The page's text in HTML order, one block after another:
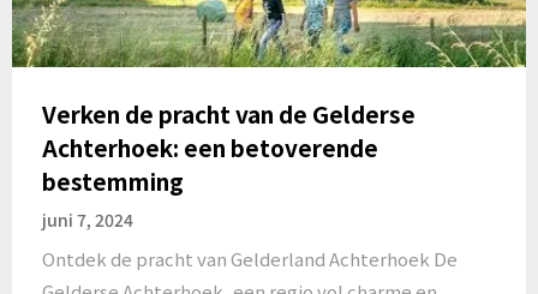
Verken de pracht van de Gelderse
Achterhoek: een betoverende
bestemming
juni 7, 2024
Ontdek de pracht van Gelderland Achterhoek De